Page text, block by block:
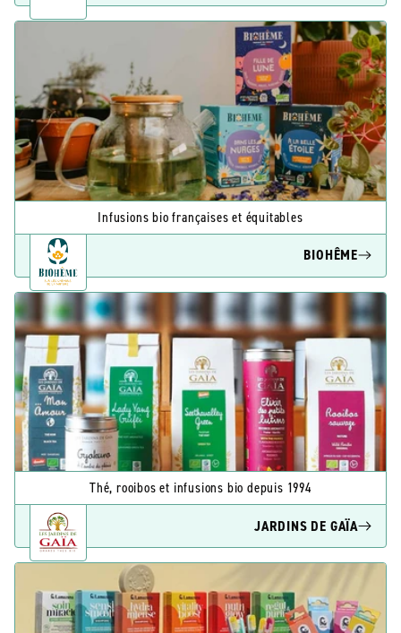
Infusions bio françaises et équitables
BIOHÊME
Thé, rooibos et infusions bio depuis 1994
JARDINS DE GAÏA